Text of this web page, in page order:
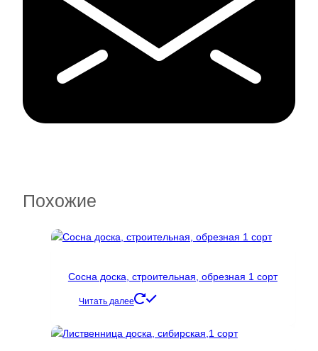
Похожие
Сосна доска, строительная, обрезная 1 сорт
Читать далее